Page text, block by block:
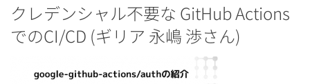
クレデンシャル不要な GitHub Actions
でのCI/CD (ギリア 永嶋 渉さん)